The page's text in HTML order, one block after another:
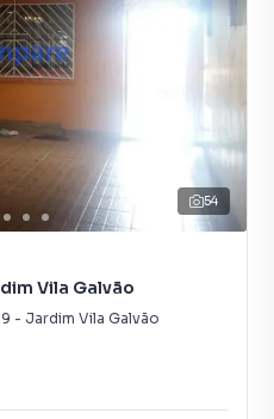
54
Vila Galvão
- Jardim Vila Galvão